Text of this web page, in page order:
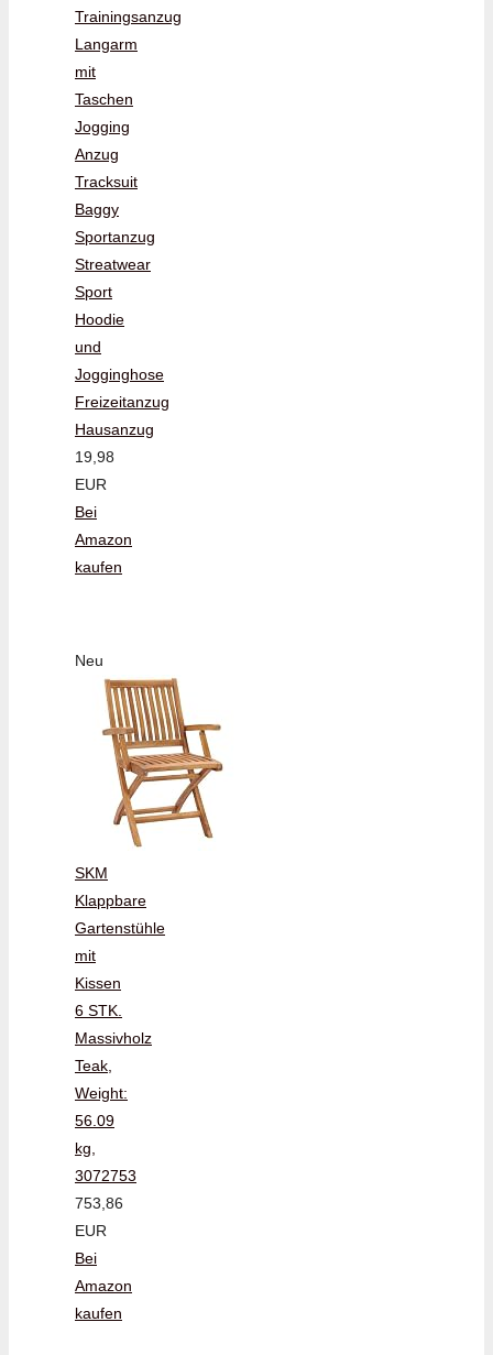
Trainingsanzug
Langarm
mit
Taschen
Jogging
Anzug
Tracksuit
Baggy
Sportanzug
Streatwear
Sport
Hoodie
und
Jogginghose
Freizeitanzug
Hausanzug
19,98
EUR
Bei
Amazon
kaufen
Neu
SKM
Klappbare
Gartenstühle
mit
Kissen
6 STK.
Massivholz
Teak,
Weight:
56.09
kg,
3072753
753,86
EUR
Bei
Amazon
kaufen